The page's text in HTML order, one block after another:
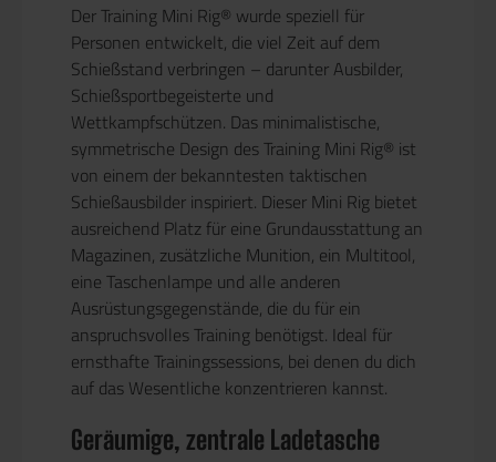
Der Training Mini Rig® wurde speziell für
Personen entwickelt, die viel Zeit auf dem
Schießstand verbringen – darunter Ausbilder,
Schießsportbegeisterte und
Wettkampfschützen. Das minimalistische,
symmetrische Design des Training Mini Rig® ist
von einem der bekanntesten taktischen
Schießausbilder inspiriert. Dieser Mini Rig bietet
ausreichend Platz für eine Grundausstattung an
Magazinen, zusätzliche Munition, ein Multitool,
eine Taschenlampe und alle anderen
Ausrüstungsgegenstände, die du für ein
anspruchsvolles Training benötigst. Ideal für
ernsthafte Trainingssessions, bei denen du dich
auf das Wesentliche konzentrieren kannst.
Geräumige, zentrale Ladetasche